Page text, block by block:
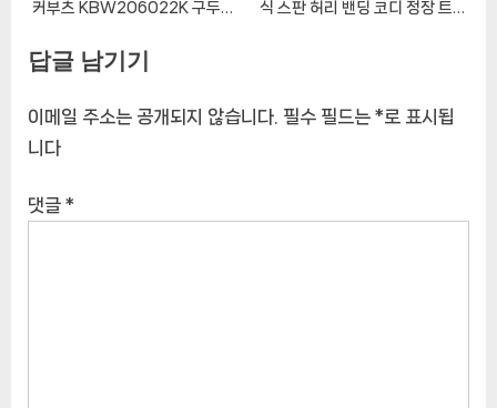
커부츠 KBW206022K 구두마
식 스판 허리 밴딩 코디 정장 트렌
답글 남기기
이메일 주소는 공개되지 않습니다. 필수 필드는 *로 표시됩
니다
댓글 *